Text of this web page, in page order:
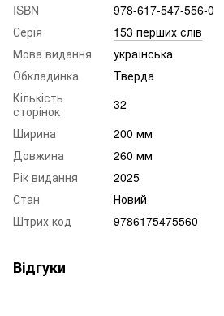
ISBN
978-617-547-556-0
Серія
153 перших слів
Мова видання
українська
Обкладинка
Тверда
Кількість
сторінок
32
Ширина
200 мм
Довжина
260 мм
Рік видання
2025
Стан
Новий
Штрих код
9786175475560
Відгуки